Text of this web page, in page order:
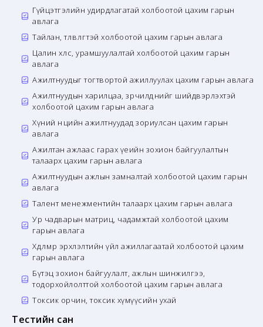
Гүйцэтгэлийн удирдлагатай холбоотой цахим гарын
авлага
Тайлан, төлөвлөгөөтэй холбоотой цахим гарын авлага
Цалин хөлс, урамшуулалтай холбоотой цахим гарын
авлага
Ажилтнуудыг тогтвортой ажиллуулах цахим гарын авлага
Ажилтнуудын харилцаа, зөрчилдөөнийг шийдвэрлэхтэй
холбоотой цахим гарын авлага
Хүний нөөцийн ажилтнуудад зориулсан цахим гарын
авлага
Ажилтан ажлаас гарах үеийн зохион байгуулалтын
талаарх цахим гарын авлага
Ажилтнуудын ажлын замналтай холбоотой цахим гарын
авлага
Талент менежментийн талаарх цахим гарын авлага
Ур чадварын матриц, чадамжтай холбоотой цахим
гарын авлага
Хөдөлмөр эрхлэлтийн үйл ажиллагаатай холбоотой цахим
гарын авлага
Бүтэц зохион байгуулалт, ажлын шинжилгээ,
тодорхойлолттой холбоотой цахим гарын авлага
Токсик орчин, токсик хүмүүсийн ухай
Тестийн сан